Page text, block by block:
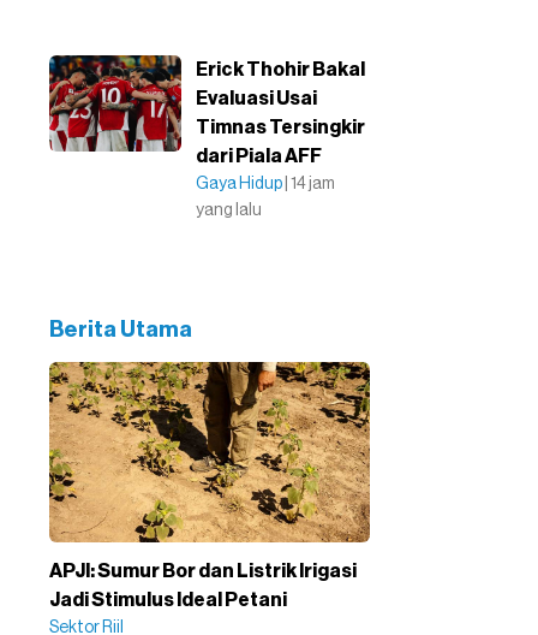
Erick Thohir Bakal
Evaluasi Usai
Timnas Tersingkir
dari Piala AFF
Gaya Hidup | 14 jam
yang lalu
Berita Utama
APJI: Sumur Bor dan Listrik Irigasi
Jadi Stimulus Ideal Petani
Sektor Riil